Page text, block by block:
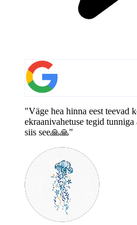
"Väge hea hinna eest teevad
ekraanivahetuse tegid
siis see🙏🙏"